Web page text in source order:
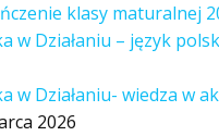
klasy maturalnej
w Działaniu – język
w Działaniu- wiedza w
2026